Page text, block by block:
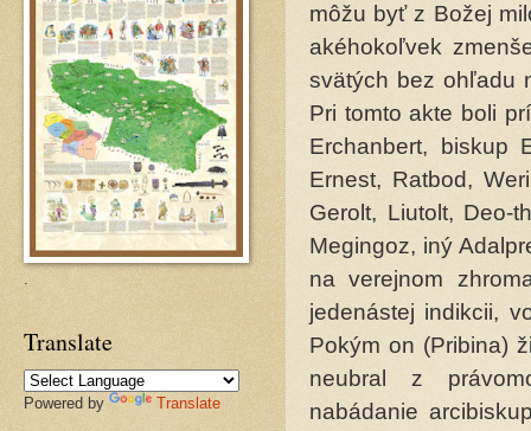
môžu byť z Božej
akéhokoľvek
svätých bez ohľadu
Pri tomto akte boli
Erchanbert, biskup
Ernest, Ratbod,
Gerolt, Liutolt, Deo-
Megingoz, iný
na verejnom
jedenástej indikcii,
Pokým on (Pribina)
neubral z
nabádanie
Translate
Powered by Translate